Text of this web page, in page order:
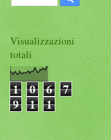
Visualizzazioni
totali
1 0 6 7
9 1 1